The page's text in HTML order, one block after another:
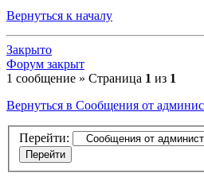
Вернуться к началу
Закрыто
Форум закрыт
1 сообщение » Страница 1 из 1
Вернуться в Сообщения от
Перейти: